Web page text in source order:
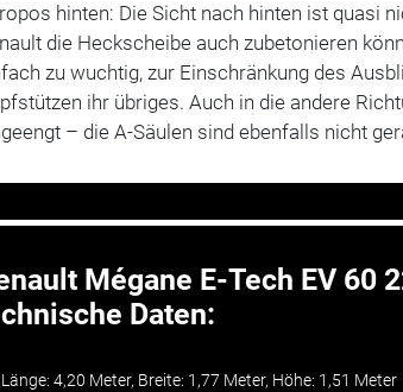
hinten: Die Sicht nach hinten ist quasi
die Heckscheibe auch zubetonieren
zu wuchtig, zur Einschränkung des
ihr übriges. Auch in die andere
– die A-Säulen sind ebenfalls nicht
Mégane E-Tech EV 60
Daten:
Länge: 4,20 Meter, Breite: 1,77 Meter, Höhe: 1,51 Meter